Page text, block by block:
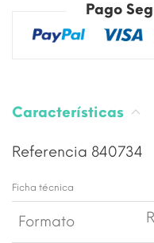
Pago
Características
Referencia 840734
Ficha técnica
Formato